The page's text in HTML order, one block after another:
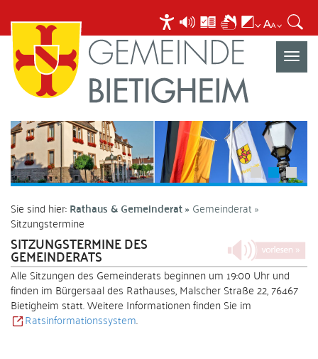
Sie sind hier:Rathaus & Gemeinderat Gemeinderat
Sitzungstermine
SITZUNGSTERMINE DES
GEMEINDERATS
Alle Sitzungen des Gemeinderats beginnen um 19:00 Uhr und
finden im Bürgersaal des Rathauses, Malscher Straße 22, 76467
Bietigheim statt. Weitere Informationen finden Sie im
Ratsinformationssystem.